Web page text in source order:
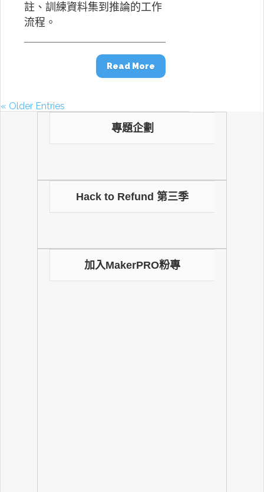
註、訓練資料集到推論的工作
流程。
Read More
« Older Entries
專題企劃
Hack to Refund 第三季
加入MakerPRO粉專